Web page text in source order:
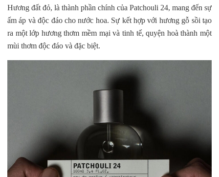
Hương đất đỏ, là thành phần chính của Patchouli 24, mang đến sự
ấm áp và độc đáo cho nước hoa. Sự kết hợp với hương gỗ sồi tạo
ra một lớp hương thơm mềm mại và tinh tế, quyện hoà thành một
mùi thơm độc đáo và đặc biệt.